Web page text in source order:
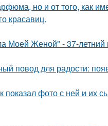
но и от того, как
красавиц.
Моей Женой" - 37-
повод для радости:
фото с ней и их